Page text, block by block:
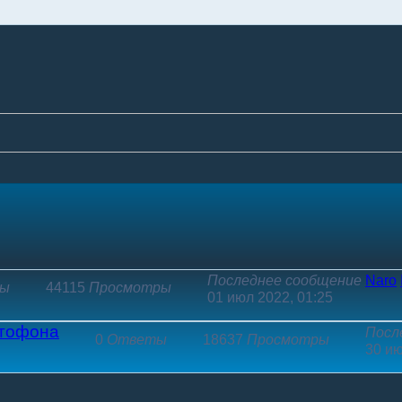
44115 Просмотры Последнее сообщение Naro
01 июл 2022, 01:25
0 Ответы 18637 Просмотры
30